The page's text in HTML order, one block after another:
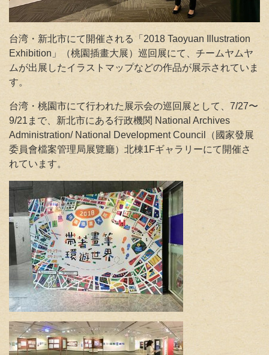
台湾・新北市にて開催される「2018 Taoyuan Illustration
Exhibition」（桃園插畫大展）巡回展にて、チームヤムヤ
ムが出展したイラストマップなどの作品が展示されていま
す。
台湾・桃園市にて行われた展示会の巡回展として、7/27〜
9/21まで、新北市にある行政機関 National Archives
Administration/ National Development Council（國家發展
委員會檔案管理局展覽廳）北棟1Fギャラリーにて開催さ
れています。